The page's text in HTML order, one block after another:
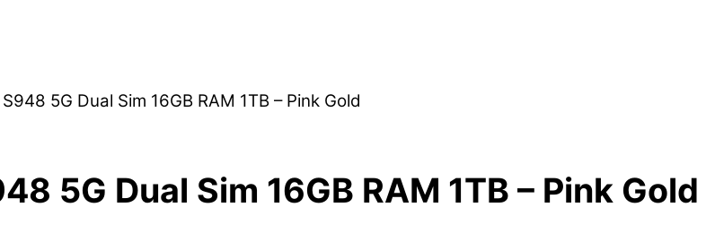
5G Dual Sim 16GB RAM 1TB – Pink Gold
5G Dual Sim 16GB RAM 1TB – Pink Gold